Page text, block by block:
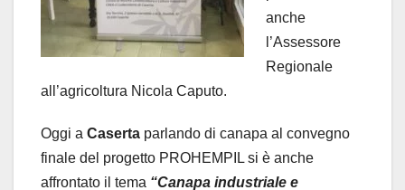
anche
l’Assessore
Regionale
all’agricoltura Nicola Caputo.
Oggi a Caserta parlando di canapa al convegno
finale del progetto PROHEMPIL si è anche
affrontato il tema “Canapa industriale e